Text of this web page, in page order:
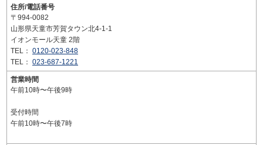
住所/電話番号
〒994-0082
山形県天童市芳賀タウン北4-1-1
イオンモール天童 2階
TEL： 0120-023-848
TEL： 023-687-1221
営業時間
午前10時〜午後9時
受付時間
午前10時〜午後7時